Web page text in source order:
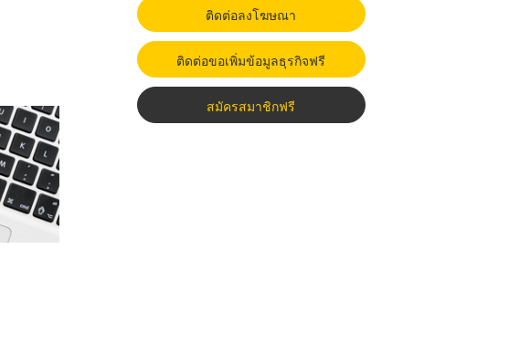
ติดต่อลงโฆษณา
ติดต่อขอเพิ่มข้อมูลธุรกิจฟรี
สมัครสมาชิกฟรี